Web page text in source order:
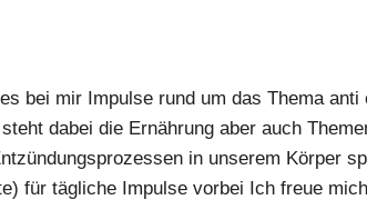
bei mir Impulse rund um das Thema
dabei die Ernährung aber auch
in unserem Körper
für tägliche Impulse vorbei Ich freue